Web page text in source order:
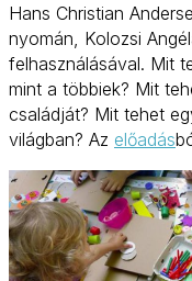
Hans Christian
nyomán, Kolozsi
felhasználásával. Mit
mint a többiek? Mit
családját? Mit tehet
világban? Az előadás